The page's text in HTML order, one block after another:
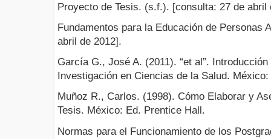
Proyecto de Tesis. (s.f.). [consulta: 27 de abril
Fundamentos para la Educación de Personas
abril de 2012].
García G., José A. (2011). “et al”.
Investigación en Ciencias de la Salud.
Muñoz R., Carlos. (1998). Cómo Elaborar y
Tesis. México: Ed. Prentice Hall.
Normas para el Funcionamiento de los